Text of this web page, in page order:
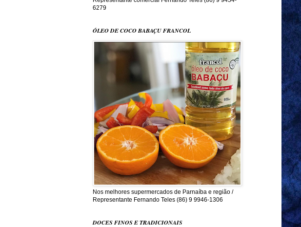
6279
ÓLEO DE COCO BABAÇU FRANCOL
Nos melhores supermercados de Parnaíba e região /
Representante Fernando Teles (86) 9 9946-1306
DOCES FINOS E TRADICIONAIS